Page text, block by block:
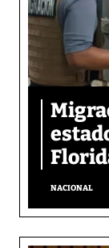
NACIONAL